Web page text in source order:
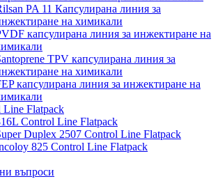
PA 11 Капсулирана линия за
на химикали
капсулирана линия за инжектиране на
TPV капсулирана линия за
на химикали
капсулирана линия за инжектиране на
Line Flatpack
Control Line Flatpack
Duplex 2507 Control Line Flatpack
825 Control Line Flatpack
въпроси